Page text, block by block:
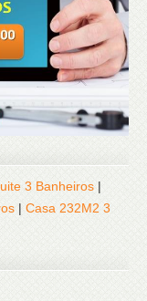
3 Banheiros |
| Casa 232M2 3